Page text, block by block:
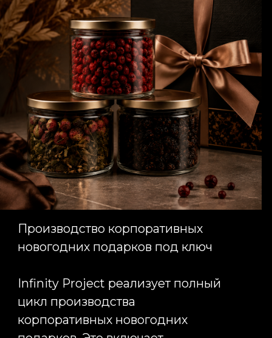
чтобы мы приступили
к реализации вашей
рекламной кампании уже
завтра
Вы точно получите приятное
общение, сервис и результаты